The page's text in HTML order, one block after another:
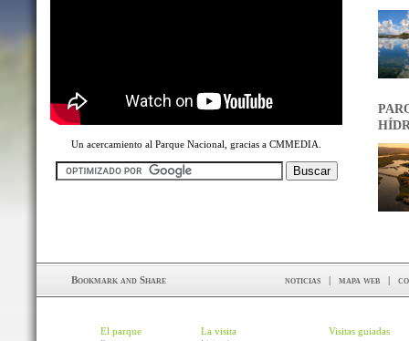
Un acercamiento al Parque Nacional, gracias a CMMEDIA.
noticias | mapa web |
El parque La visita Visitas guiadas